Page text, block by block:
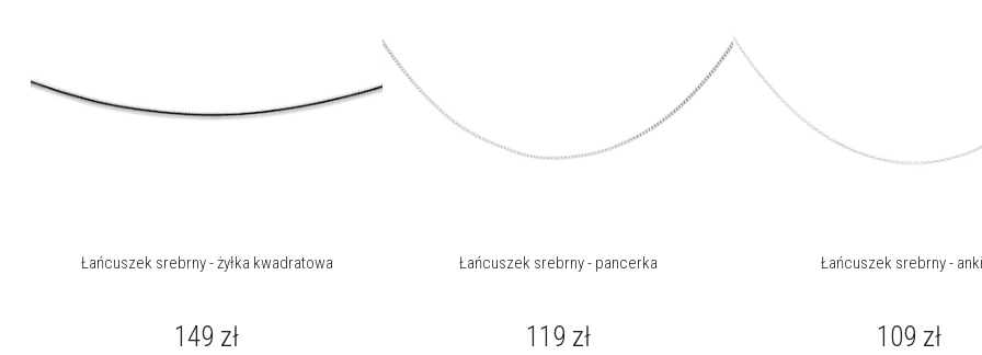
Łańcuszek srebrny - żyłka kwadratowa
149 zł
Łańcuszek srebrny - pancerka
119 zł
Łańcuszek srebrny -
109 zł